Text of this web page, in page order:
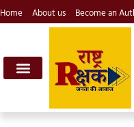
Home About us Become an